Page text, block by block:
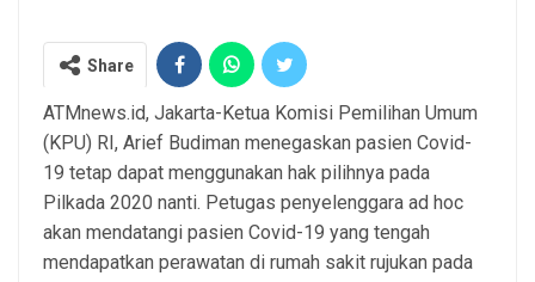
Share
ATMnews.id, Jakarta-Ketua Komisi Pemilihan Umum
(KPU) RI, Arief Budiman menegaskan pasien Covid-
19 tetap dapat menggunakan hak pilihnya pada
Pilkada 2020 nanti. Petugas penyelenggara ad hoc
akan mendatangi pasien Covid-19 yang tengah
mendapatkan perawatan di rumah sakit rujukan pada